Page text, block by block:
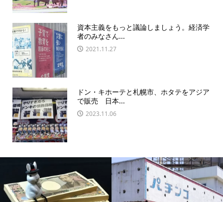
資本主義をもっと議論しましょう。経済学
者のみなさん...
2021.11.27
ドン・キホーテと札幌市、ホタテをアジア
で販売 日本...
2023.11.06